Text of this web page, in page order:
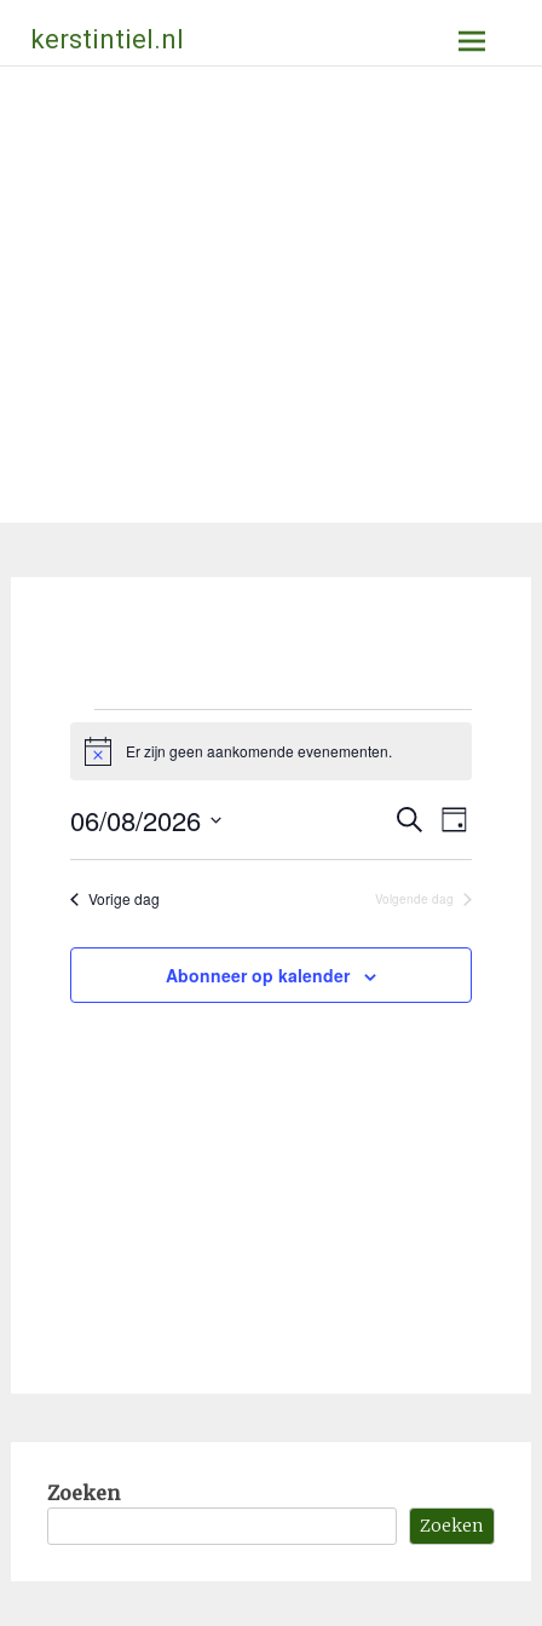
naar
de
kerstintiel.nl
Evenementen
for
6
augustus
2026
BerichtEr zijn geen aankomende evenementen.
Zoeken
en
Zoeken
Dag
06/08/2026
Selecteer
datum.
Vorige dag Volgende dag
Abonneer op kalender
Zoeken
Zoeken